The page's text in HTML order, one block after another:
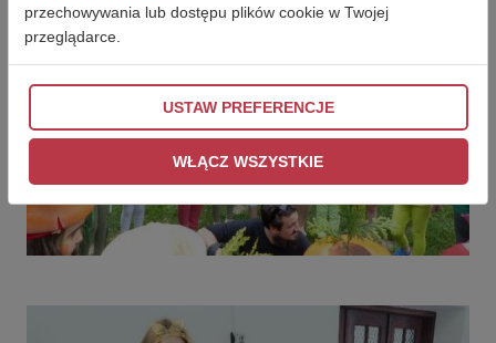
przechowywania lub dostępu plików cookie w Twojej
przeglądarce.
USTAW PREFERENCJE
WŁĄCZ WSZYSTKIE